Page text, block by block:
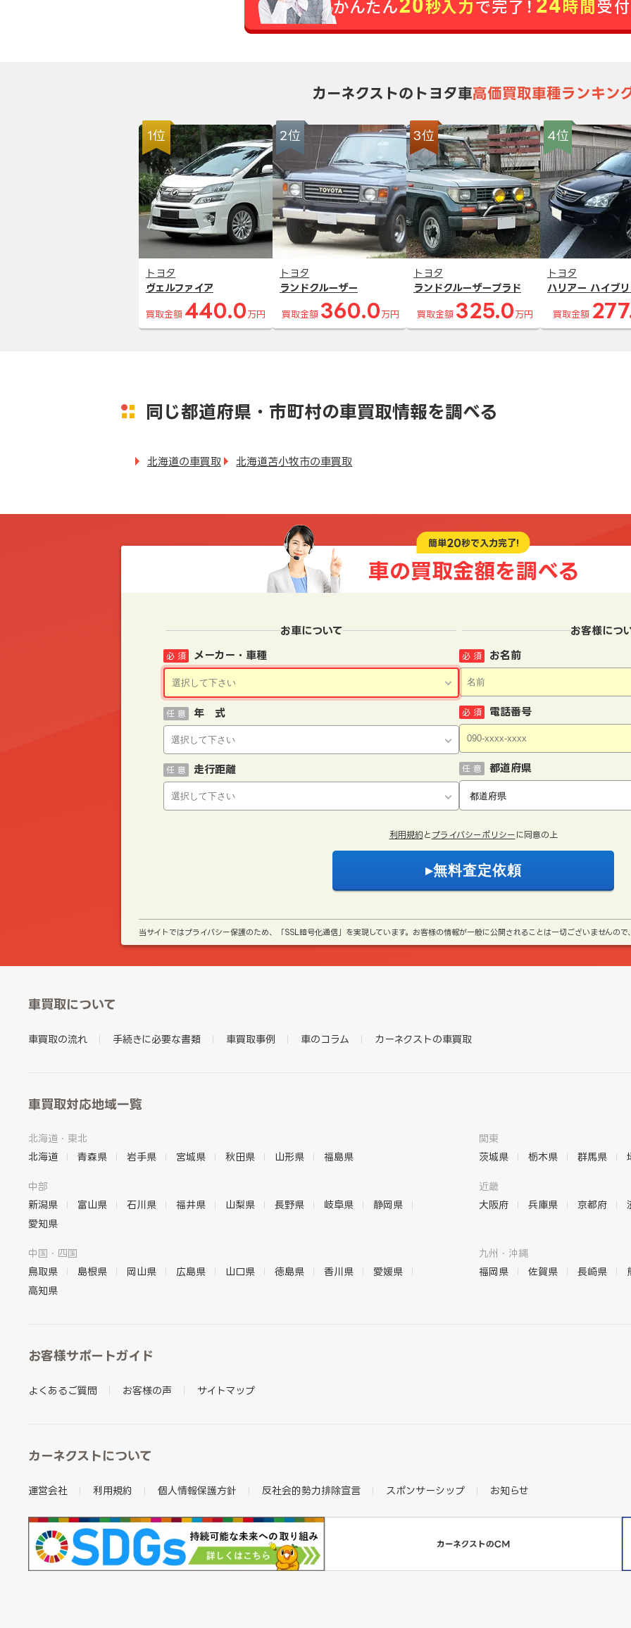
カーネクストのトヨタ車高価買取車種ランキン
1位
トヨタ
ヴェルファイア
買取金額 440.0 万円
2位
トヨタ
ランドクルーザー
買取金額 360.0 万円
3位
トヨタ
ランドクルーザープラド
買取金額 325.0 万円
4位
トヨタ
ハリアー ハイブ
買取金額
同じ都道府県・市町村の車買取情報を調べる
北海道の車買取 北海道苫小牧市の車買取
簡単20秒で入力完了!
車の買取金額を調べる
お車について
メーカー・車種
必 須
年 式
任 意
走行距離
任 意
お客様につ
お名前
必 須
電話番号
必 須
都道府県
任 意
利用規約 と プライバシーポリシー に同意の上
当サイトではプライバシー保護のため、「SSL暗号化通信」を実現しています。お客様の情報が一般に公開されることは一切ございませんの
車買取について
車買取の流れ 手続きに必要な書類 車買取事例 車のコラム カーネクストの車買取
車買取対応地域一覧
北海道・東北
北海道
青森県 岩手県 宮城県 秋田県 山形県 福島県
関東
茨城県
栃木県 群馬県
中部
新潟県
富山県 石川県 福井県 山梨県 長野県 岐阜県
静岡県
愛知県
近畿
大阪府
兵庫県 京都府
中国・四国
鳥取県
島根県 岡山県 広島県 山口県 徳島県 香川県
愛媛県
高知県
九州・沖縄
福岡県
佐賀県 長崎県
お客様サポートガイド
よくあるご質問 お客様の声 サイトマップ
カーネクストについて
運営会社 利用規約 個人情報保護方針 反社会的勢力排除宣言 スポンサーシップ お知らせ